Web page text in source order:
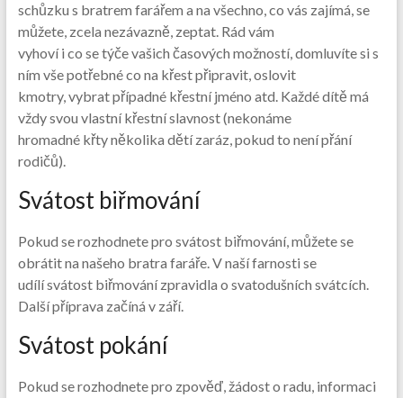
schůzku s bratrem farářem a na všechno, co vás zajímá, se
můžete, zcela nezávazně, zeptat. Rád vám
vyhoví i co se týče vašich časových možností, domluvíte si s
ním vše potřebné co na křest připravit, oslovit
kmotry, vybrat případné křestní jméno atd. Každé dítě má
vždy svou vlastní křestní slavnost (nekonáme
hromadné křty několika dětí zaráz, pokud to není přání
rodičů).
Svátost biřmování
Pokud se rozhodnete pro svátost biřmování, můžete se
obrátit na našeho bratra faráře. V naší farnosti se
udílí svátost biřmování zpravidla o svatodušních svátcích.
Další příprava začíná v září.
Svátost pokání
Pokud se rozhodnete pro zpověď, žádost o radu, informaci